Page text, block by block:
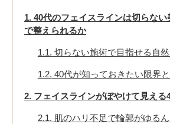
1. 40代のフェイスラインは切らない
で整えられるか
1.1. 切らない施術で目指せる自
1.2. 40代が知っておきたい限界
2. フェイスラインがぼやけて見える
2.1. 肌のハリ不足で輪郭がゆる